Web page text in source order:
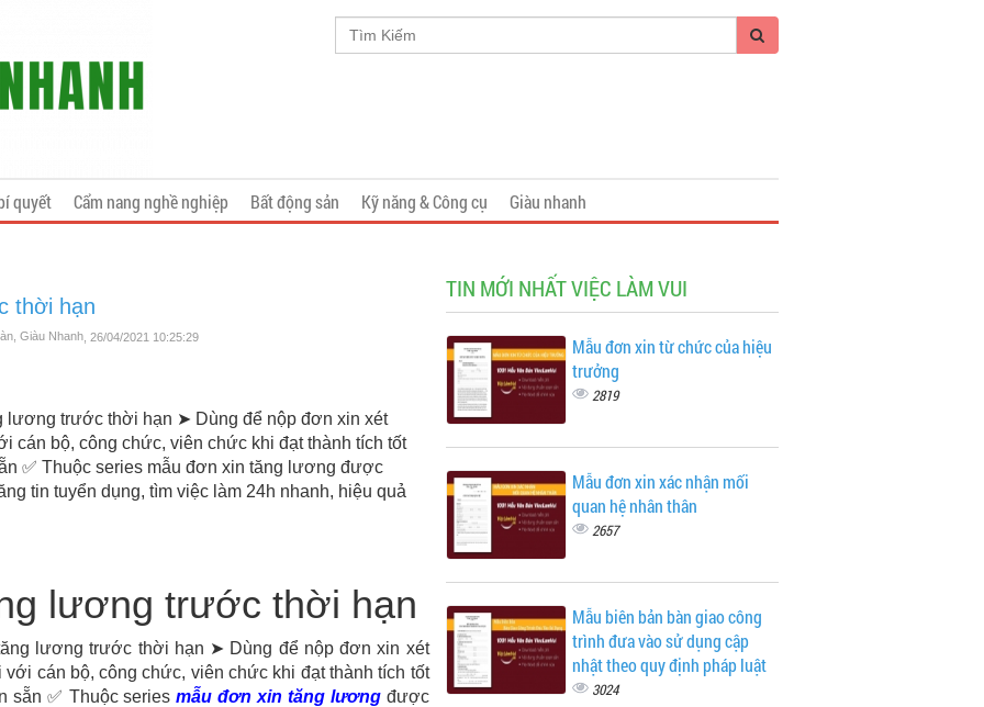
quyết Cẩm nang nghề nghiệp Bất động sản Kỹ năng & Công cụ
Giàu nhanh
thời hạn
Giàu Nhanh , 26/04/2021 10:25:29
lương trước thời hạn ➤ Dùng để nộp đơn xin xét
cán bộ, công chức, viên chức khi đạt thành tích tốt
✅ Thuộc series mẫu đơn xin tăng lương được
tin tuyển dụng, tìm việc làm 24h nhanh, hiệu quả
lương trước thời hạn
lương trước thời hạn ➤ Dùng để nộp đơn xin xét
cán bộ, công chức, viên chức khi đạt thành tích tốt
sẵn ✅ Thuộc seriesmẫu đơn xin tăng lươngđược
TIN MỚI NHẤT VIỆC LÀM VUI
Mẫu đơn xin từ chức của hiệu
trưởng
2819
Mẫu đơn xin xác nhận mối
quan hệ nhân thân
2657
Mẫu biên bản bàn giao công
trình đưa vào sử dụng cập
nhật theo quy định pháp luật
3024